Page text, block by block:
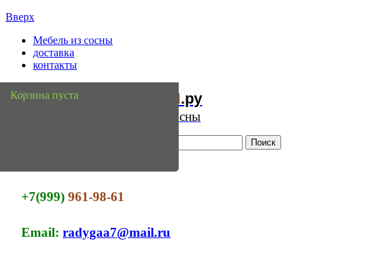
Вверх
Мебель из сосны
доставка
контакты
Мебель Сосны.ру
Интернет магазин мебели из сосны
+7(999)961-98-61
Email:radygaa7@mail.ru
Корзина пуста